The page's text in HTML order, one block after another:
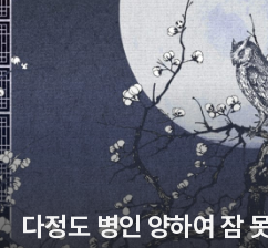
다정도 병인 양하여 잠